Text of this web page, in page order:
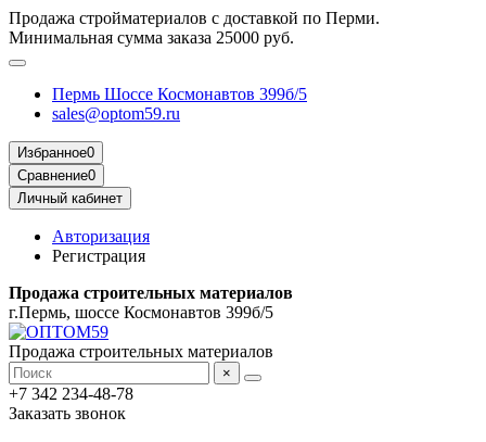
Продажа стройматериалов с доставкой по Перми.
Минимальная сумма заказа 25000 руб.
Пермь Шоссе Космонавтов 399б/5
sales@optom59.ru
Избранное0
Сравнение0
Личный кабинет
Авторизация
Регистрация
Продажа строительных материалов
г.Пермь, шоссе Космонавтов 399б/5
Продажа строительных материалов
×
+7 342 234-48-78
Заказать звонок